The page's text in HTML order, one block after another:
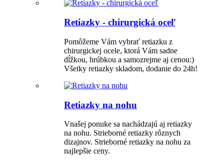
Retiazky - chirurgická oceľ
Pomôžeme Vám vybrať retiazku z
chirurgickej ocele, ktorá Vám sadne
dĺžkou, hrúbkou a samozrejme aj cenou:)
Všetky retiazky skladom, dodanie do 24h!
Retiazky na nohu
Vnašej ponuke sa nachádzajú aj retiazky
na nohu. Strieborné retiazky rôznych
dizajnov. Strieborné retiazky na nohu za
najlepšie ceny.